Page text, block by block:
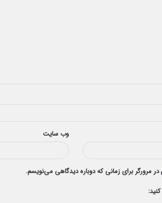
وب‌ سایت
مرورگر برای زمانی که دوباره دیدگاهی می‌نویسم.